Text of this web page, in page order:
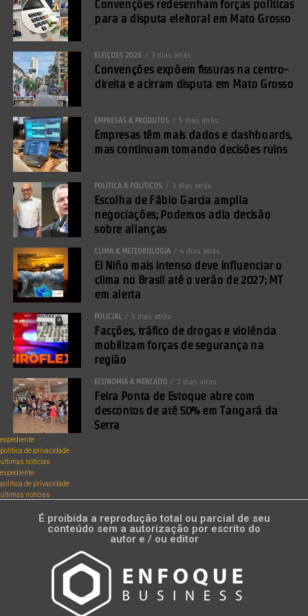
conseguir transformar informação em decisões mais consistentes,
rápidas e sustentáveis”, conclui Guilherme Francescon Cittoli.
Comentários Facebook
Convenções redesenham forças políticas
para a disputa eleitoral em Mato Grosso
ELEIÇÕES 2026 3 dias atrás
Convenções expõem fissuras na centro-
direita e acirram disputa em Mato Grosso
EMPRESAS & PRODUTOS 5 dias atrás
Empresas têm mais dados e dashboards,
mas continuam tomando decisões ruins
POLÍTICA & POLÍTICOS 3 dias atrás
Escolha de Fábio Garcia amplia
negociações; Podemos adia decisão
sobre alianças
CLIMA & METEOROLOGIA 4 dias atrás
El Niño mais intenso deve influenciar o
clima no Brasil até o verão de 2027; MT
em alerta
POLICIAL 5 dias atrás
Facções, tráfico de drogas e violência
mobilizam forças de segurança na
região
ECONOMIA & MERCADO 2 dias atrás
Feira Ponta de Estoque abre com
descontos de até 50% em Tangará da
Serra
expediente
política de privacidade
últimas notícias
expediente
política de privacidade
últimas notícias
É proibida a reprodução total ou parcial de seu
conteúdo sem a autorização por escrito do
autor e / ou editor